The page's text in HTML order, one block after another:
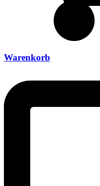
Warenkorb